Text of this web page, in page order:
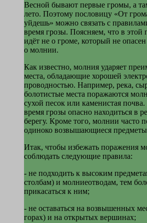
Весной бывают первые громы, а
лето. Поэтому пословицу «От
уйдешь» можно связать с
время грозы. Поясняем, что в этой
идёт не о громе, который не опасен
о молнии.
Как известно, молния ударяет
места, обладающие хорошей
проводностью. Например, река,
болотистые места поражаются
сухой песок или каменистая
время грозы опасно находиться в
берегу. Кроме того, молнии часто
одиноко возвышающиеся
Итак, чтобы избежать поражения
соблюдать следующие правила:
- не подходить к высоким
столбам) и молниеотводам, тем
прикасаться к ним;
- не оставаться на возвышенных
горах) и на открытых вершинах;